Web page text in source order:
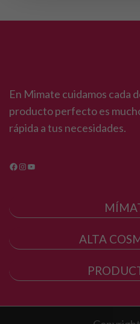
En Mimate cuidamos cada
producto perfecto es
rápida a tus necesidades.
Facebook
Instagram
ALTA